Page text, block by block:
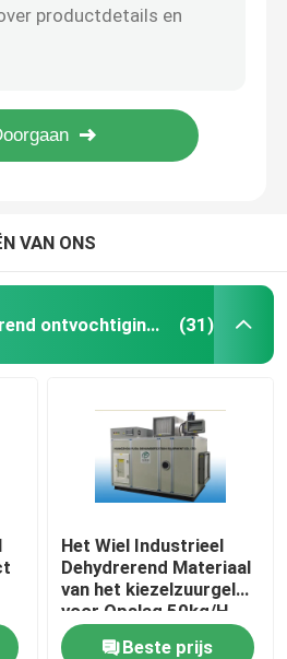
Luchtdroger
op hoge temperatuur
VAN ONS
industrieel dehydrerend ontvochtigingstoestel (31)
Het Wiel Industrieel
Dehydrerend Materiaal
van het kiezelzuurgel
voor Opslag 50kg/H
Beste prijs